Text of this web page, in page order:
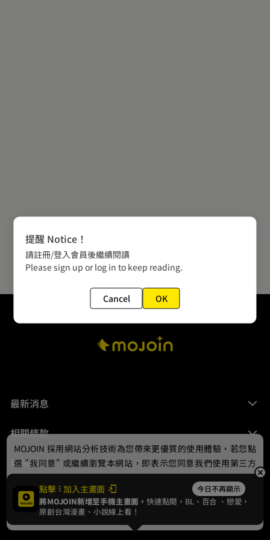
最新消息
相關條款
聯絡我們
© 2024 gamania Digital Entertainment Co., Ltd.
點擊 加入主畫面 今日不再顯示
將MOJOIN新增至手機主畫面，快速點開，BL、 百合 、戀愛，
原創台灣漫畫、小說線上看！
MOJOIN 採用網站分析技術為您帶來更優質的使用體驗，若您點
選 "我同意" 或繼續瀏覽本網站，即表示您同意我們使用第三方
Cookie，欲瞭解更多資訊請見隱私權政策。
我同意
提醒 Notice！
請註冊/登入會員後繼續閱讀
Please sign up or log in to keep reading.
Cancel OK